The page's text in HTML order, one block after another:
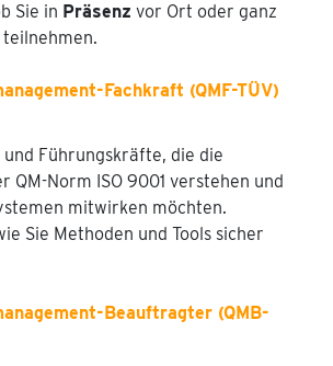
Sie in Präsenz vor Ort oder ganz
teilnehmen.
Fachkraft (QMF-TÜV)
und Führungskräfte, die die
QM-Norm ISO 9001 verstehen und
mitwirken möchten.
Sie Methoden und Tools sicher
Beauftragter (QMB-